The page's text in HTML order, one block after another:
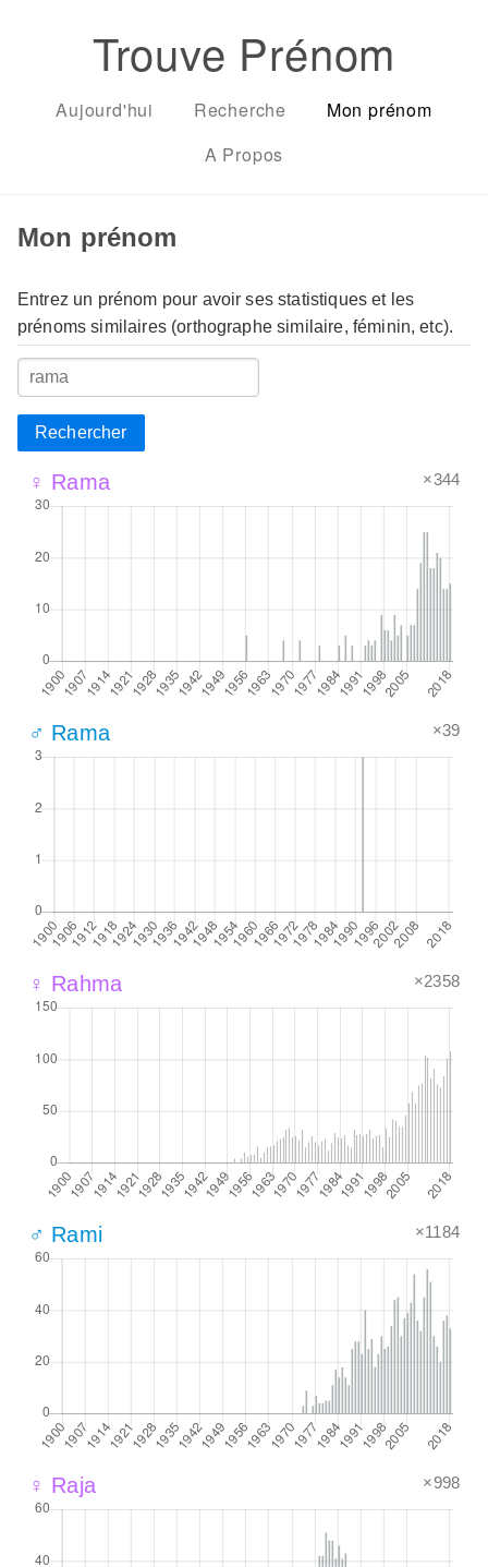
Trouve Prénom
Aujourd'hui Recherche
Mon prénom
A Propos
Mon prénom
Entrez un prénom pour avoir ses statistiques et les
prénoms similaires (orthographe similaire, féminin, etc).
Rechercher
♀ Rama ×344
♂ Rama ×39
♀ Rahma ×2358
♂ Rami ×1184
♀ Raja ×998